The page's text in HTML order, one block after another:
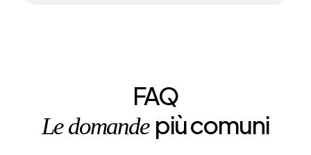
FAQ
Le domande più comuni